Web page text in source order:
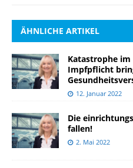
ÄHNLICHE ARTIKEL
Katastrophe
Impfpflicht
12. Januar 2022
Die
fallen!
2. Mai 2022